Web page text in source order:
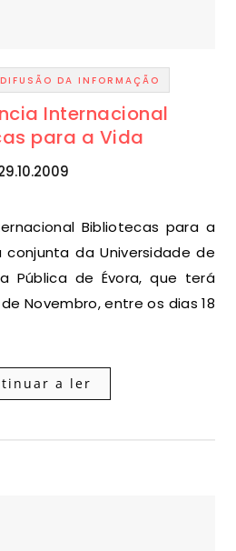
DIFUSÃO DA INFORMAÇÃO
Internacional
para a Vida
da Universidade de
Pública de Évora, que terá
Novembro, entre os dias 18
a ler